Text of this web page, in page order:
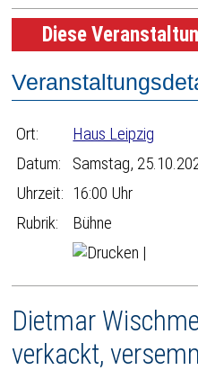
Diese
Ort:
Haus Leipzig
Datum:
Samstag,
Uhrzeit: 16:00 Uhr
Rubrik:
Bühne
|
Dietmar
verkackt,